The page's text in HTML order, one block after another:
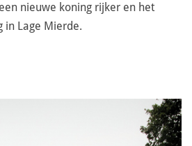
nieuwe koning rijker en het
in Lage Mierde.